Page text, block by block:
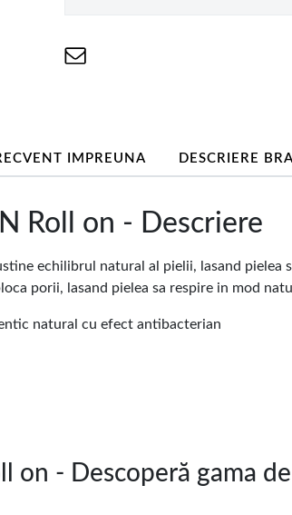
IMPREUNA DESCRIERE
Roll on - Descriere
echilibrul natural al pielii, lasand pielea
porii, lasand pielea sa respire in mod
natural cu efect antibacterian
on - Descoperă gama